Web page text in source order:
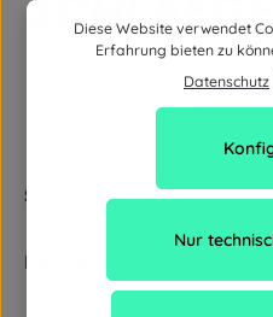
Service
Newsletter
Diese Website verwendet
Erfahrung bieten zu
Datenschutz
Nur